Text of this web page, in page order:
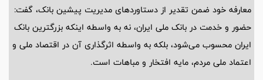
معارفه خود ضمن تقدیر از دستاوردهای مدیریت پیشین بانک، گفت:
حضور و خدمت در بانک ملی ایران، نه به واسطه اینکه بزرگترین بانک
ایران محسوب می‌شود، بلکه به واسطه اثرگذاری آن در اقتصاد ملی و
اعتماد ملی مردم، مایه افتخار و مباهات است.